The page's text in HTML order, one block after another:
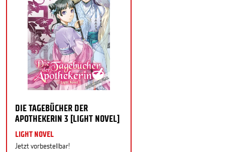
DIE TAGEBÜCHER DER
APOTHEKERIN 3 [LIGHT NOVEL]
LIGHT NOVEL
Jetzt vorbestellbar!